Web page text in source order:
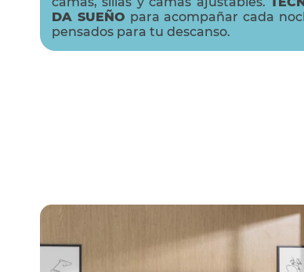
DA SUEÑO para acompañar cada
pensados para tu descanso.